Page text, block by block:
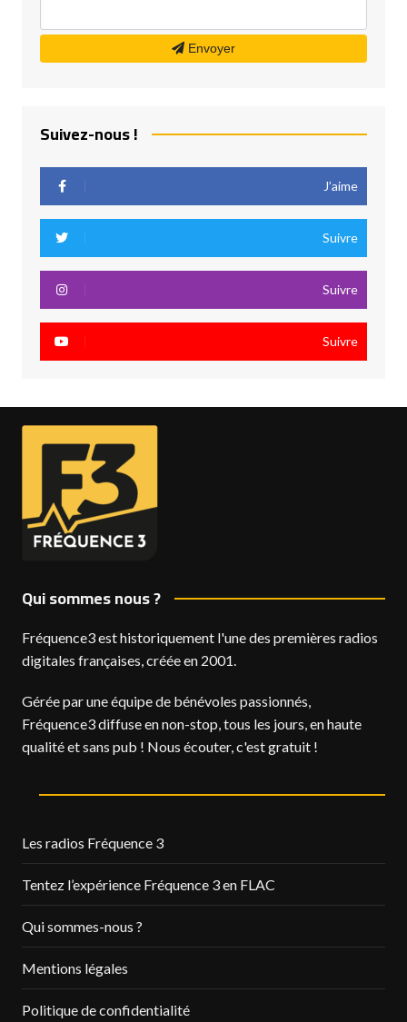
Envoyer
Suivez-nous !
J’aime
Suivre
Suivre
Suivre
Qui sommes nous ?
Fréquence3 est historiquement l'une des premières radios
digitales françaises, créée en 2001.
Gérée par une équipe de bénévoles passionnés,
Fréquence3 diffuse en non-stop, tous les jours, en haute
qualité et sans pub ! Nous écouter, c'est gratuit !
Les radios Fréquence 3
Tentez l’expérience Fréquence 3 en FLAC
Qui sommes-nous ?
Mentions légales
Politique de confidentialité